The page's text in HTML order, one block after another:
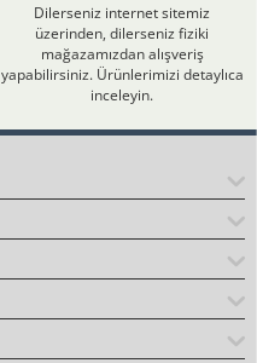
Dilerseniz internet sitemiz
üzerinden, dilerseniz fiziki
mağazamızdan alışveriş
yapabilirsiniz. Ürünlerimizi detaylıca
inceleyin.